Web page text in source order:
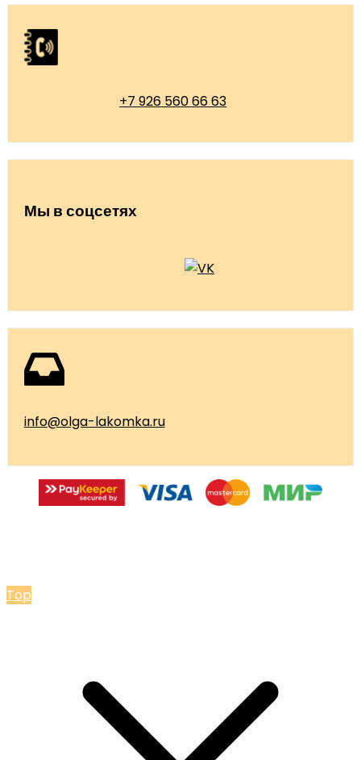
+7 926 560 66 63
Мы в соцсетях
info@olga-lakomka.ru
Top